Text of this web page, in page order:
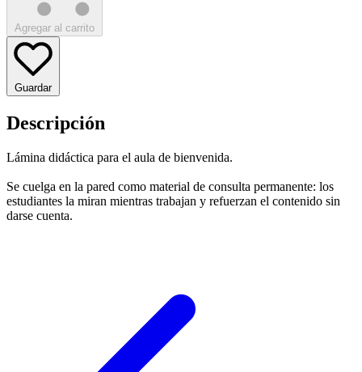
Agregar al carrito
Guardar
Descripción
Lámina didáctica para el aula de bienvenida.
Se cuelga en la pared como material de consulta permanente: los
estudiantes la miran mientras trabajan y refuerzan el contenido sin
darse cuenta.